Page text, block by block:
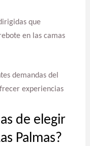
que
en las camas
demandas del
experiencias
de elegir
Palmas?